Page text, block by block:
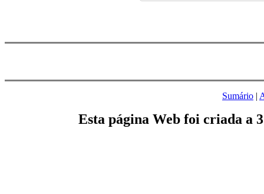
Sumário |
Esta página Web foi criada a